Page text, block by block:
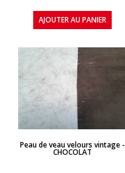
AJOUTER AU PANIER
APERÇU RAPIDE
Peau de veau velours vintage -
CHOCOLAT